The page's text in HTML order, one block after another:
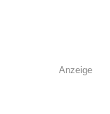
Anzeige